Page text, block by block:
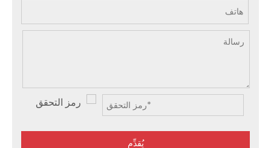
يُقدِّم